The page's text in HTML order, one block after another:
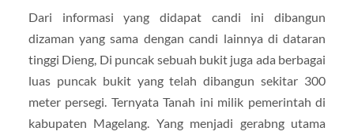
Dari informasi yang didapat candi ini dibangun
dizaman yang sama dengan candi lainnya di dataran
tinggi Dieng, Di puncak sebuah bukit juga ada berbagai
luas puncak bukit yang telah dibangun sekitar 300
meter persegi. Ternyata Tanah ini milik pemerintah di
kabupaten Magelang. Yang menjadi gerabng utama